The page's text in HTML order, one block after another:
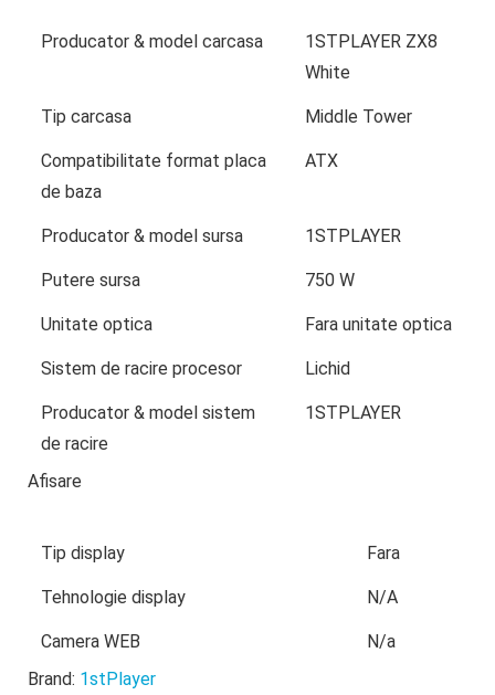
Producator & model carcasa
1STPLAYER ZX8
White
Tip carcasa Middle Tower
Compatibilitate format placa
de baza
ATX
Producator & model sursa 1STPLAYER
Putere sursa 750 W
Unitate optica Fara unitate optica
Sistem de racire procesor Lichid
Producator & model sistem
de racire
1STPLAYER
Afisare
Tip display Fara
Tehnologie display N/A
Camera WEB
N/a
Brand: 1stPlayer